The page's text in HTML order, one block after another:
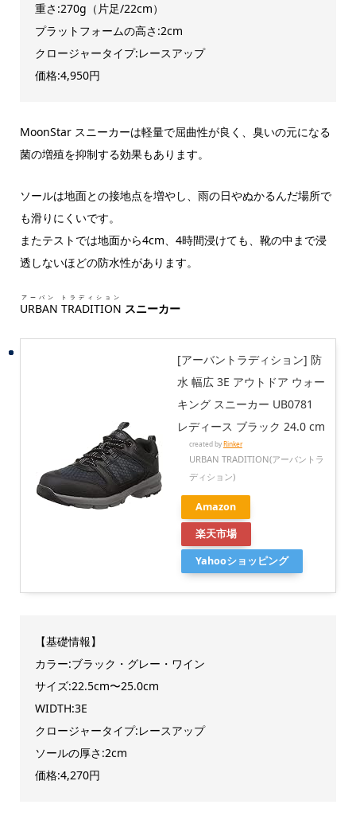
重さ:270g（片足/22cm）
プラットフォームの高さ:2cm
クロージャータイプ:レースアップ
価格:4,950円
MoonStar スニーカーは軽量で屈曲性が良く、臭いの元になる
菌の増殖を抑制する効果もあります。
ソールは地面との接地点を増やし、雨の日やぬかるんだ場所で
も滑りにくいです。
またテストでは地面から4cm、4時間浸けても、靴の中まで浸
透しないほどの防水性があります。
URBAN TRADITION
アーバン トラディション
スニーカー
[アーバントラディション] 防
水 幅広 3E アウトドア ウォー
キング スニーカー UB0781
レディース ブラック 24.0 cm
created byRinker
URBAN TRADITION(アーバントラ
ディション)
Amazon
楽天市場
Yahooショッピング
【基礎情報】
カラー:ブラック・グレー・ワイン
サイズ:22.5cm〜25.0cm
WIDTH:3E
クロージャータイプ:レースアップ
ソールの厚さ:2cm
価格:4,270円